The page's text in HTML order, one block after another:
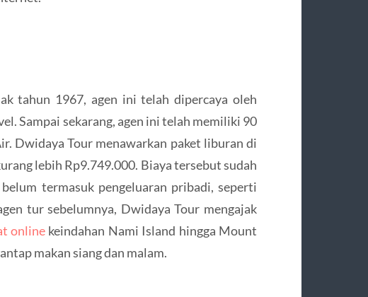
tahun 1967, agen ini telah dipercaya oleh
Sampai sekarang, agen ini telah memiliki 90
Dwidaya Tour menawarkan paket liburan di
lebih Rp9.749.000. Biaya tersebut sudah
termasuk pengeluaran pribadi, seperti
tur sebelumnya, Dwidaya Tour mengajak
onlinekeindahan Nami Island hingga Mount
makan siang dan malam.